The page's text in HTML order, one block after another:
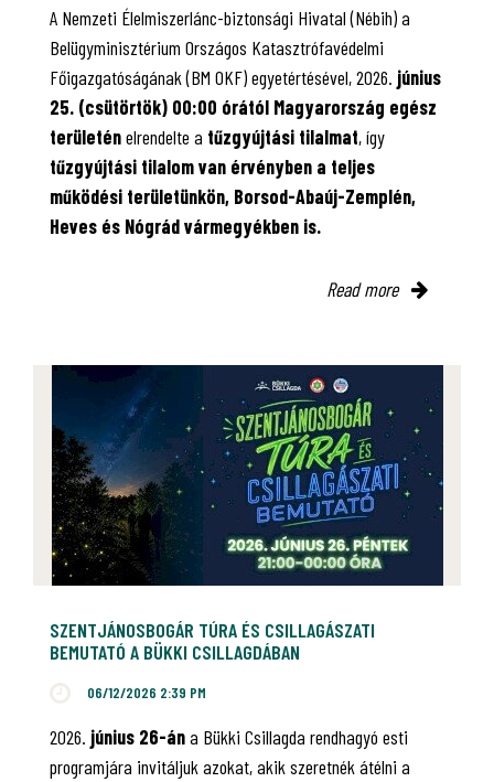
A Nemzeti Élelmiszerlánc-biztonsági Hivatal (Nébih) a
Belügyminisztérium Országos Katasztrófavédelmi
Főigazgatóságának (BM OKF) egyetértésével, 2026. június
25. (csütörtök) 00:00 órától Magyarország egész
területénelrendelte a tűzgyújtási tilalmat, így
tűzgyújtási tilalom van érvényben a teljes
működési területünkön, Borsod-Abaúj-Zemplén,
Heves és Nógrád vármegyékben is.
Read more
SZENTJÁNOSBOGÁR TÚRA ÉS CSILLAGÁSZATI
BEMUTATÓ A BÜKKI CSILLAGDÁBAN
06/12/2026 2:39 PM
2026. június 26-ána Bükki Csillagda rendhagyó esti
programjára invitáljuk azokat, akik szeretnék átélni a